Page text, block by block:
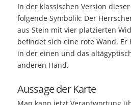
In der klassischen Version
folgende Symbolik: Der
aus Stein mit vier platzierten
befindet sich eine rote Wand. Er
in der einen und das
anderen Hand.
Aussage der Karte